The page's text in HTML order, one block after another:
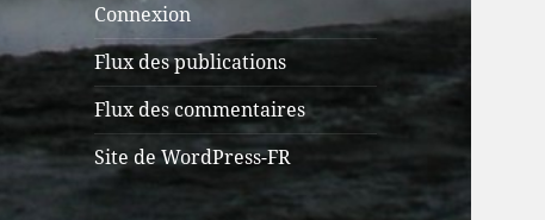
Connexion
Flux des publications
Flux des commentaires
Site de WordPress-FR